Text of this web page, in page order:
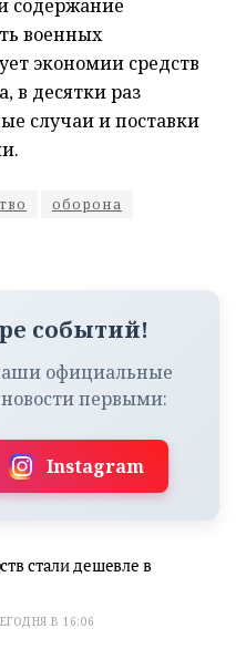
содержание
военных
экономии средств
в десятки раз
случаи и поставки
оборона
событий!
официальные
первыми:
Instagram
стали дешевле в
В 16:06